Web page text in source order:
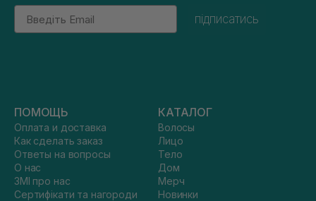
Email
підписатись
ПОМОЩЬ
Оплата и доставка
Как сделать заказ
Ответы на вопросы
О нас
ЗМІ про нас
Сертифікати та нагороди
КАТАЛОГ
Волосы
Лицо
Тело
Дом
Мерч
Новинки